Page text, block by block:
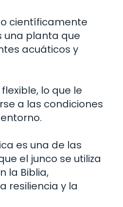
científicamente
una planta que
acuáticos y
lo que le
a las condiciones
es una de las
el junco se utiliza
la Biblia,
resiliencia y la